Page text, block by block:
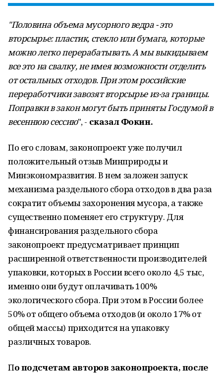
"Половина объема мусорного ведра - это
вторсырье: пластик, стекло или бумага, которые
можно легко перерабатывать. А мы выкидываем
все это на свалку, не имея возможности отделить
от остальных отходов. При этом российские
переработчики завозят вторсырье из-за границы.
Поправки в закон могут быть приняты Госдумой в
весеннюю сессию", - сказал Фокин.
По его словам, законопроект уже получил
положительный отзыв Минприроды и
Минэкономразвития. В нем заложен запуск
механизма раздельного сбора отходов в два раза
сократит объемы захоронения мусора, а также
существенно поменяет его структуру. Для
финансирования раздельного сбора
законопроект предусматривает принцип
расширенной ответственности производителей
упаковки, которых в России всего около 4,5 тыс,
именно они будут оплачивать 100%
экологического сбора. При этом в России более
50% от общего объема отходов (и около 17% от
общей массы) приходится на упаковку
различных товаров.
По подсчетам авторов законопроекта, после